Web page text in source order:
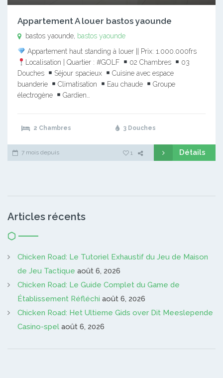
Appartement A louer bastos yaounde
bastos yaounde, bastos yaounde
Appartement haut standing à louer || Prix: 1.000.000frs
Localisation | Quartier : #GOLF
02 Chambres
03
Douches
Séjour spacieux
Cuisine avec espace
buanderie
Climatisation Eau chaude
Groupe
électrogène
Gardien…
2 Chambres 3 Douches
7 mois depuis 1 Détails
Articles récents
Chicken Road: Le Tutoriel Exhaustif du Jeu de Maison
de Jeu Tactique août 6, 2026
Chicken Road: Le Guide Complet du Game de
Établissement Réfléchi août 6, 2026
Chicken Road: Het Ultieme Gids over Dit Meeslepende
Casino-spel août 6, 2026